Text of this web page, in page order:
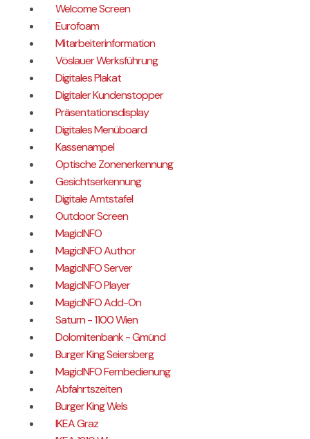
Welcome Screen
Eurofoam
Mitarbeiterinformation
Vöslauer Werksführung
Digitales Plakat
Digitaler Kundenstopper
Präsentationsdisplay
Digitales Menüboard
Kassenampel
Optische Zonenerkennung
Gesichtserkennung
Digitale Amtstafel
Outdoor Screen
MagicINFO
MagicINFO Author
MagicINFO Server
MagicINFO Player
MagicINFO Add-On
Saturn - 1100 Wien
Dolomitenbank - Gmünd
Burger King Seiersberg
MagicINFO Fernbedienung
Abfahrtszeiten
Burger King Wels
IKEA Graz